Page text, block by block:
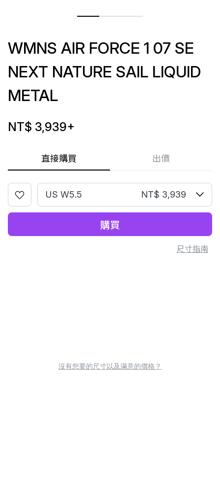
直接購買 出價
WMNS AIR FORCE 1 07 SE
NEXT NATURE SAIL LIQUID
METAL
NT$ 3,939+
US W5.5 NT$ 3,939
購買
尺寸指南
沒有您要的尺寸以及滿意的價格？